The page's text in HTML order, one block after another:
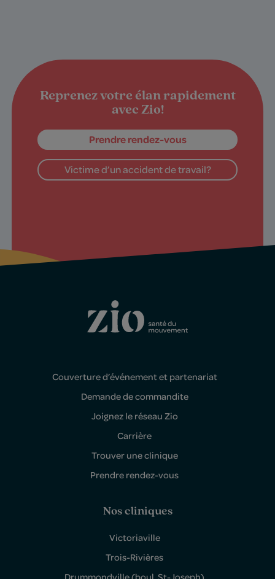
Reprenez votre élan rapidement
avec Zio!
Prendre rendez-vous
Victime d’un accident de travail?
Couverture d’événement et partenariat
Demande de commandite
Joignez le réseau Zio
Carrière
Trouver une clinique
Prendre rendez-vous
Nos cliniques
Victoriaville
Trois-Rivières